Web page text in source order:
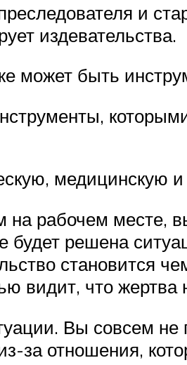
и
издевательства.
может быть
медицинскую и
на рабочем
решена
становится
видит, что жертва
Вы совсем не
за отношения,